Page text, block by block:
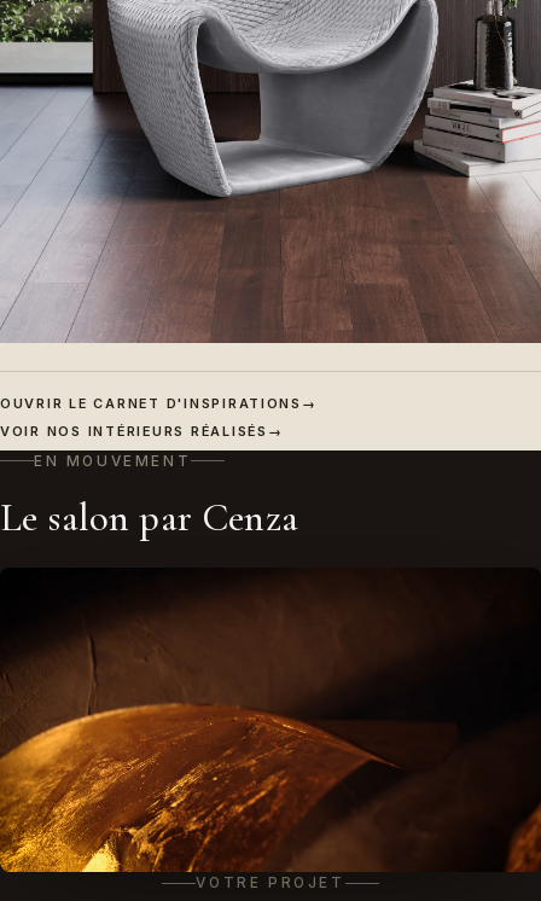
OUVRIR LE CARNET D'INSPIRATIONS →
VOIR NOS INTÉRIEURS RÉALISÉS →
EN MOUVEMENT
Le salon par Cenza
VOTRE PROJET